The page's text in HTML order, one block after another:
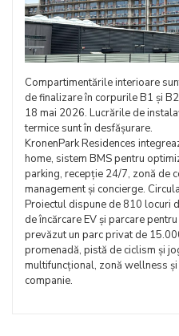
Compartimentările interioare
de finalizare în corpurile B1 și
18 mai 2026. Lucrările de
termice sunt în desfășurare.
KronenPark Residences
home, sistem BMS pentru
parking, recepție 24/7, zonă de
management și concierge.
Proiectul dispune de 810 locuri
de încărcare EV și parcare
prevăzut un parc privat de
promenadă, pistă de ciclism și
multifuncțional, zonă wellness
companie.